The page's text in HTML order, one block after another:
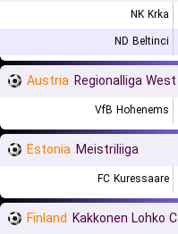
NK Krka
ND Beltinci
Austria Regionalliga West
VfB Hohenems
Estonia Meistriliiga
FC Kuressaare
Finland Kakkonen Lohko C